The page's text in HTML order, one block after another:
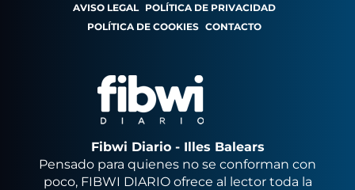
AVISO LEGAL POLÍTICA DE PRIVACIDAD
POLÍTICA DE COOKIES CONTACTO
Fibwi Diario - Illes Balears
Pensado para quienes no se conforman con
poco, FIBWI DIARIO ofrece al lector toda la